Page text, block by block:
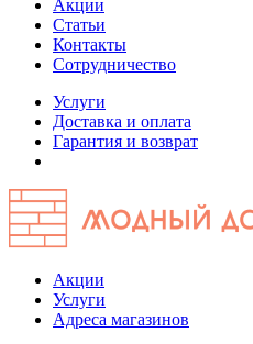
Акции
Статьи
Контакты
Сотрудничество
Услуги
Доставка и оплата
Гарантия и возврат
Акции
Услуги
Адреса магазинов